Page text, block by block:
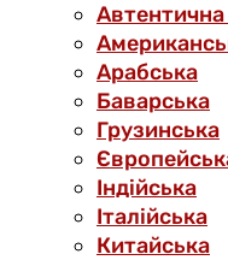
Автентична
Арабська
Баварська
Грузинська
Індійська
Італійська
Китайська